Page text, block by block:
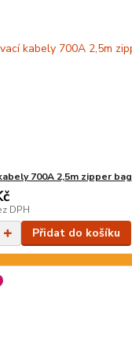
700A 2,5m zipper bag
DPH
Přidat do košíku